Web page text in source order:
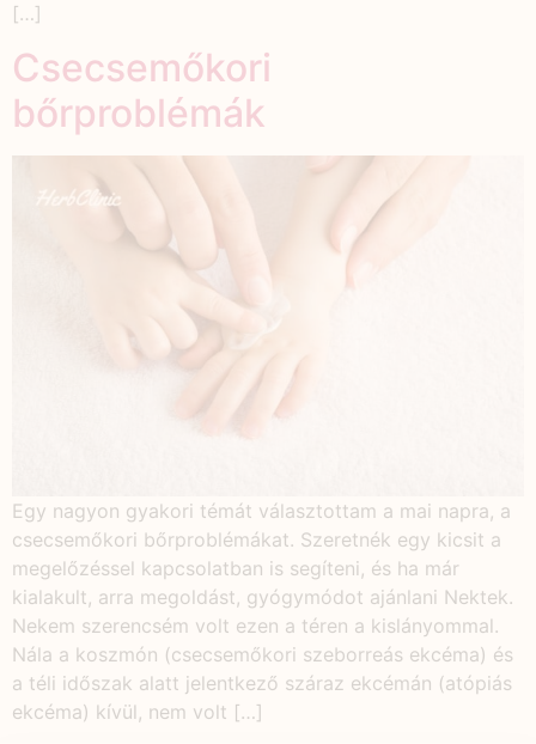
[…]
Csecsemőkori
bőrproblémák
Egy nagyon gyakori témát választottam a mai napra, a
csecsemőkori bőrproblémákat. Szeretnék egy kicsit a
megelőzéssel kapcsolatban is segíteni, és ha már
kialakult, arra megoldást, gyógymódot ajánlani Nektek.
Nekem szerencsém volt ezen a téren a kislányommal.
Nála a koszmón (csecsemőkori szeborreás ekcéma) és
a téli időszak alatt jelentkező száraz ekcémán (atópiás
ekcéma) kívül, nem volt […]